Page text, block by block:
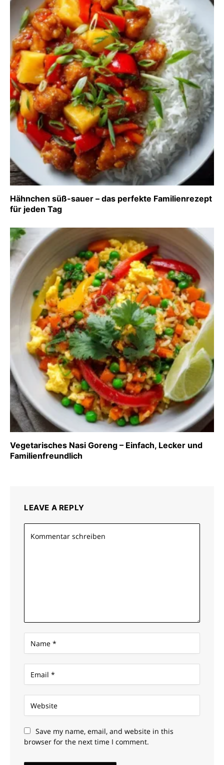
Hähnchen süß-sauer – das perfekte Familienrezept
für jeden Tag
Vegetarisches Nasi Goreng – Einfach, Lecker und
Familienfreundlich
LEAVE A REPLY
Save my name, email, and website in this
browser for the next time I comment.